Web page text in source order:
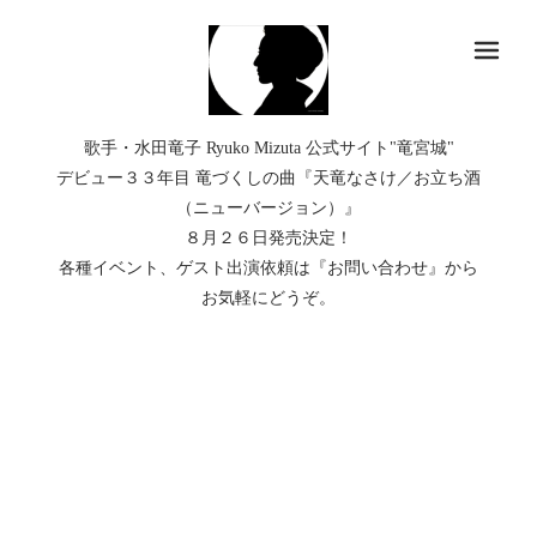
歌手・水田竜子 Ryuko Mizuta 公式サイト"竜宮城"
デビュー３３年目 竜づくしの曲『天竜なさけ／お立ち酒
（ニューバージョン）』
８月２６日発売決定！
各種イベント、ゲスト出演依頼は『お問い合わせ』から
お気軽にどうぞ。